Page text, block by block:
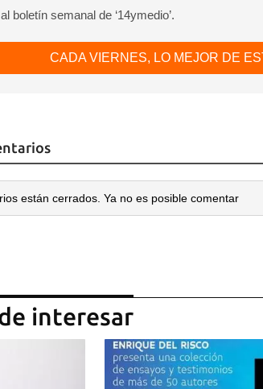
boletín semanal de ‘14ymedio’.
CADA VIERNES, LO MEJOR DE
están cerrados. Ya no es posible comentar
interesar